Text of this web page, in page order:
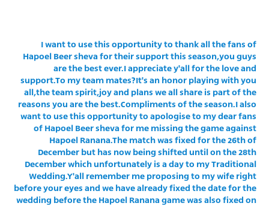
משתתפים וזוכים בפרסים
תקנון משתתפים וזוכים בפרסים
תקנון עבור פעילות אלקטרה
תקנון עבור פעילות ספורט 1 – "מרלן"
טניס
גיימינג E-Sports
תנאי שימוש
ספורט מוטורי
כדורמים
פוטבול אמריקאי NFL
בייסבול MLB
ספורט אתגרי ואקסטרים
אומנויות לחימה
I want to use this opportunity to thank all the fans of
Hapoel Beer sheva for their support this season,you guys
are the best ever.I appreciate y'all for the love and
support.To my team mates?It's an honor playing with you
all,the team spirit,joy and plans we all share is part of the
reasons you are the best.Compliments of the season.I also
want to use this opportunity to apologise to my dear fans
of Hapoel Beer sheva for me missing the game against
Hapoel Ranana.The match was fixed for the 26th of
December but has now being shifted until on the 28th
December which unfortunately is a day to my Traditional
Wedding.Y'all remember me proposing to my wife right
before your eyes and we have already fixed the date for the
wedding before the Hapoel Ranana game was also fixed on